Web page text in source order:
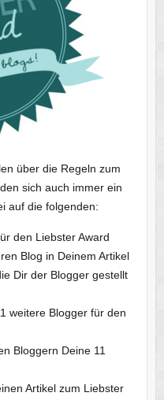
über die Regeln zum
sich auch immer ein
auf die folgenden:
den Liebster Award
Blog in Deinem Artikel
Dir der Blogger gestellt
weitere Blogger für den
Bloggern Deine 11
Artikel zum Liebster